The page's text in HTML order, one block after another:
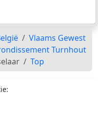
Vlaams Gewest
Turnhout
Top